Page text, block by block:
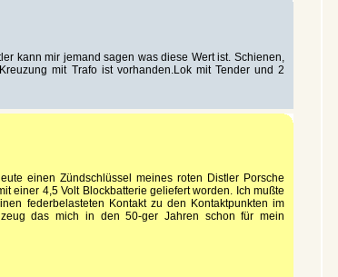
kann mir jemand sagen was diese Wert ist. Schienen,
mit Trafo ist vorhanden.Lok mit Tender und 2
einen Zündschlüssel meines roten Distler Porsche
einer 4,5 Volt Blockbatterie geliefert worden. Ich mußte
federbelasteten Kontakt zu den Kontaktpunkten im
das mich in den 50-ger Jahren schon für mein